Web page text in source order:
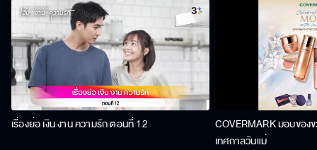
เรื่องย่อ เงิน งาน ความรัก ตอนที่ 12
COVERMARK มอบขอ
เทศกาลวันแม่